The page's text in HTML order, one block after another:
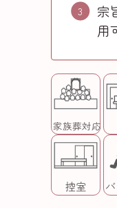
宗
用
家族葬対応
控室